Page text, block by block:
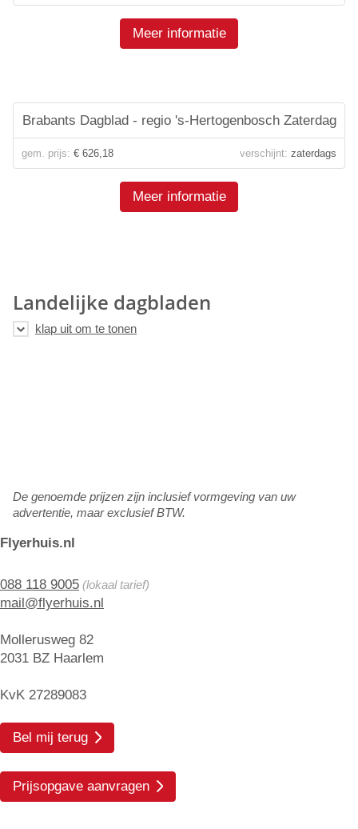
Flyerhuis.nl
088 118 9005 (lokaal tarief)
mail@flyerhuis.nl
Mollerusweg 82
2031 BZ Haarlem
KvK 27289083
Bel mij terug
Prijsopgave aanvragen
Meer informatie
Brabants Dagblad - regio 's-Hertogenbosch Zaterdag
gem. prijs: € 626,18 verschijnt: zaterdags
Meer informatie
Landelijke dagbladen
De genoemde prijzen zijn inclusief vormgeving van uw
advertentie, maar exclusief BTW.